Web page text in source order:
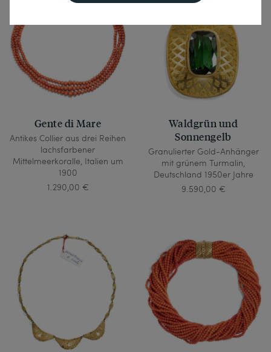
Gente di Mare
Antikes Collier aus drei Reihen
lachsfarbener
Mittelmeerkoralle, Italien um
1900
1.290,00 €
Waldgrün und
Sonnengelb
Granulierter Gold-Anhänger
mit grünem Turmalin,
Deutschland 1950er Jahre
9.590,00 €